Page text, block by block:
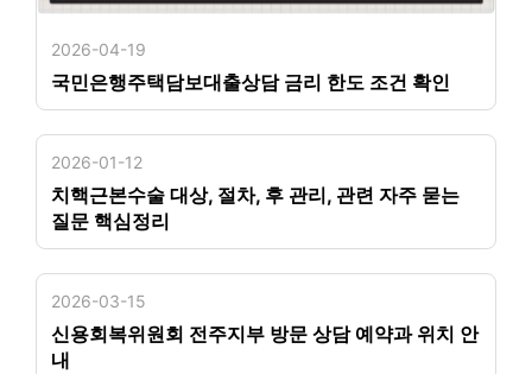
2026-04-19
국민은행주택담보대출상담 금리 한도 조건 확인
2026-01-12
치핵근본수술 대상, 절차, 후 관리, 관련 자주 묻는
질문 핵심정리
2026-03-15
신용회복위원회 전주지부 방문 상담 예약과 위치 안
내